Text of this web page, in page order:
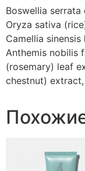
Boswellia
Oryza sativa
Camellia
Anthemis nobilis
(rosemary) leaf
chestnut)